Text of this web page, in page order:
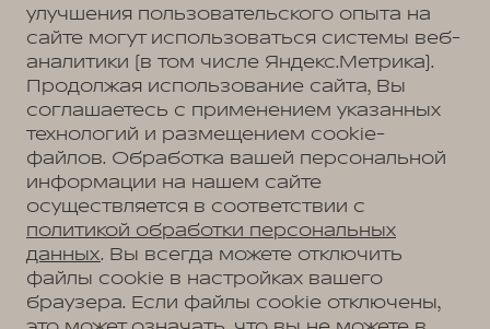
Политика обработки персональных данных
Согласие на коммуникацию
Согласие на предоставление персональных данных третьим лицам
Согласие на обработку ПД
Адрес
Ульяновск, ул. Октябрьская, д. 22л
+7 (8422) 27-23-27
улучшения пользовательского опыта на
сайте могут использоваться системы веб-
аналитики (в том числе Яндекс.Метрика).
Продолжая использование сайта, Вы
соглашаетесь с применением указанных
технологий и размещением cookie-
файлов. Обработка вашей персональной
информации на нашем сайте
осуществляется в соответствии с
политикой обработки персональных
данных. Вы всегда можете отключить
файлы cookie в настройках вашего
браузера. Если файлы cookie отключены,